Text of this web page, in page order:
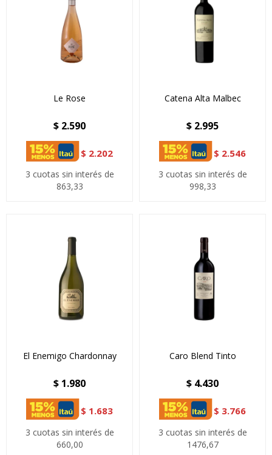
Le Rose
$ 2.590
$ 2.202
3 cuotas sin interés de
863,33
Catena Alta Malbec
$ 2.995
$ 2.546
3 cuotas sin interés de
998,33
El Enemigo Chardonnay
$ 1.980
$ 1.683
3 cuotas sin interés de
660,00
Caro Blend Tinto
$ 4.430
$ 3.766
3 cuotas sin interés de
1476,67